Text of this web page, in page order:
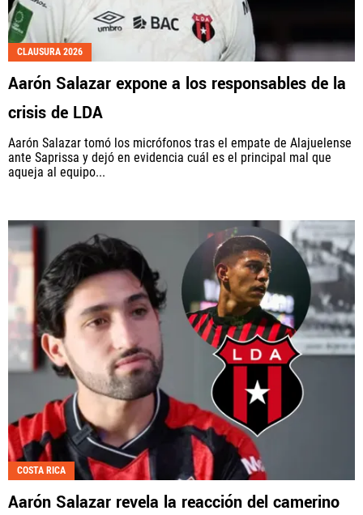
CLAUSURA 2026
Aarón Salazar expone a los responsables de la
crisis de LDA
Aarón Salazar tomó los micrófonos tras el empate de Alajuelense
ante Saprissa y dejó en evidencia cuál es el principal mal que
aqueja al equipo...
COSTA RICA
Aarón Salazar revela la reacción del camerino